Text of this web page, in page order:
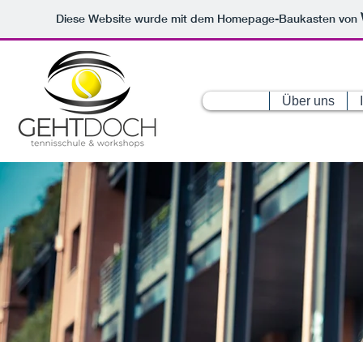
Diese Website wurde mit dem Homepage-Baukasten von
Über uns